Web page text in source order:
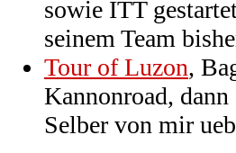
sowie ITT
seinem Team
Tour of Luzon,
Kannonroad,
Selber von mir